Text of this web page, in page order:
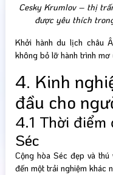
Cesky Krumlov – thị
được yêu thích
Khởi hành du lịch châu
không bỏ lỡ hành trình
4. Kinh
đầu cho
4.1 Thời điểm
Séc
Cộng hòa Séc đẹp và
đến một trải nghiệm khác